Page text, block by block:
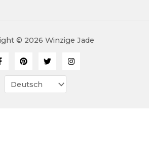
© 2026 Winzige Jade